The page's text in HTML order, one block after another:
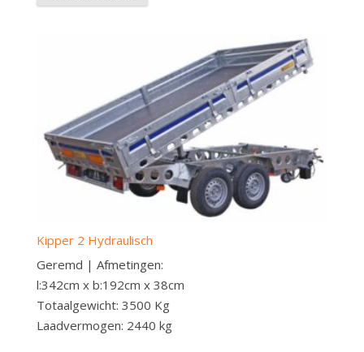
Kipper 2 Hydraulisch
Geremd | Afmetingen:
l:342cm x b:192cm x 38cm
Totaalgewicht: 3500 Kg
Laadvermogen: 2440 kg